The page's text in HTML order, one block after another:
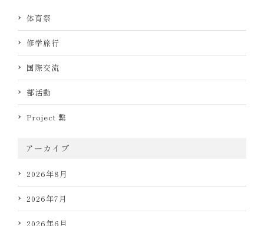
体育祭
修学旅行
国際交流
部活動
Project 繋
アーカイブ
2026年8月
2026年7月
2026年6月